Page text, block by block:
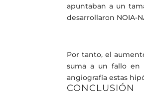
apuntaban a un
desarrollaron NOIA-
Por tanto, el
suma a un fallo en
angiografía estas
CONCLUSIÓN